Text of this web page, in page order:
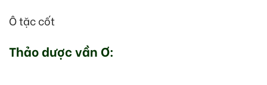
Ô tặc cốt
Thảo dược vần Ơ: